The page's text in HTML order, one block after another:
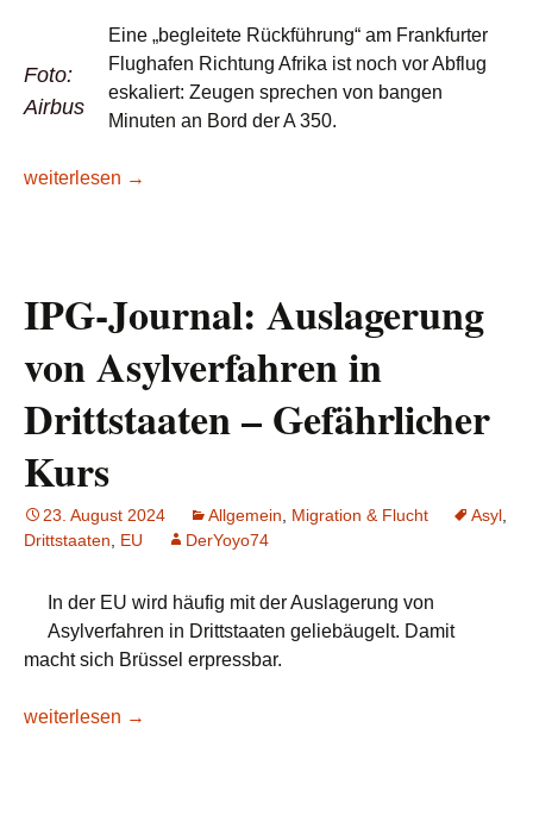
Foto:
Airbus
Eine „begleitete Rückführung“ am Frankfurter
Flughafen Richtung Afrika ist noch vor Abflug
eskaliert: Zeugen sprechen von bangen
Minuten an Bord der A 350.
Lesetipp/FR: Am Frankfurter Flughafen: „Rückführung“
weiterlesen →
IPG-Journal: Auslagerung
von Asylverfahren in
Drittstaaten – Gefährlicher
Kurs
23. August 2024 Allgemein Migration & Flucht Asyl
Drittstaaten
EU DerYoyo74
In der EU wird häufig mit der Auslagerung von
Asylverfahren in Drittstaaten geliebäugelt. Damit
macht sich Brüssel erpressbar.
IPG-Journal: Auslagerung von Asylverfahren in Drittstaaten
weiterlesen →